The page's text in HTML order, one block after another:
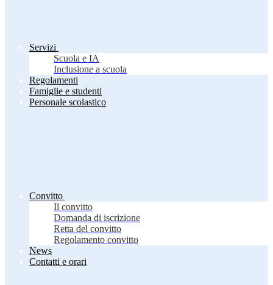
Servizi
Scuola e IA
Inclusione a scuola
Regolamenti
Famiglie e studenti
Personale scolastico
Convitto
Il convitto
Domanda di iscrizione
Retta del convitto
Regolamento convitto
News
Contatti e orari